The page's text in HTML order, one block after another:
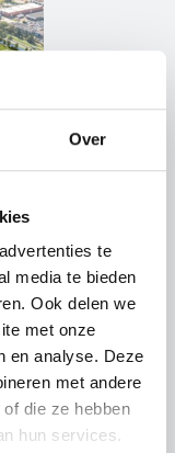
Over
te
media te bieden
Ook delen we
met onze
en analyse. Deze
met andere
die ze hebben
hun services.
met voor elk wat
een-
jij op zoek naar
groot terrein dat
Oostergouw in
van het dorp,
park en
wijk.